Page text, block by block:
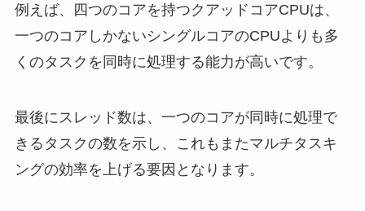
例えば、四つのコアを持つクアッドコアCPUは、
一つのコアしかないシングルコアのCPUよりも多
くのタスクを同時に処理する能力が高いです。
最後にスレッド数は、一つのコアが同時に処理で
きるタスクの数を示し、これもまたマルチタスキ
ングの効率を上げる要因となります。